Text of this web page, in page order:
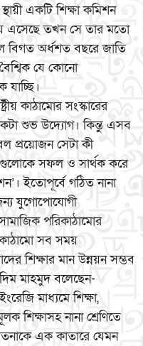
একটি শিক্ষা কমিশন
এসেছে তখন সে তার মতো
বিগত অর্ধশত বছরে জাতি
যে কোনো
কাঠামোর সংস্কারের
শুভ উদ্যোগ। কিন্তু এসব
প্রয়োজন সেটা কী
সফল ও সার্থক করে
ইতোপূর্বে গঠিত নানা
জন্য যুগোপোযোগী
পরিকাঠামোর
কাঠামো সব সময়
শিক্ষার মান উন্নয়ন সম্ভব
মাহমুদ বলেছেন-
মাধ্যমে শিক্ষা,
শিক্ষাসহ নানা শ্রেণিতে
এক কাতারে যেমন